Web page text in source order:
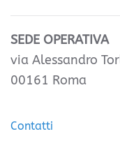
SEDE OPERATIVA
via Alessandro
00161 Roma
Contatti